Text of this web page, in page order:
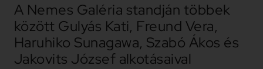
A Nemes Galéria standján többek
között Gulyás Kati, Freund Vera,
Haruhiko Sunagawa, Szabó Ákos és
Jakovits József alkotásaival